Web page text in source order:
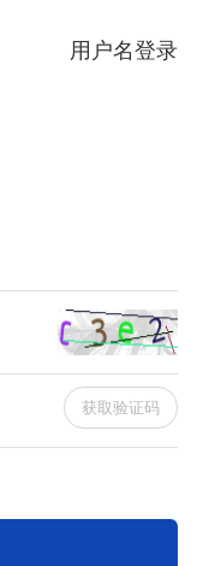
用户名登录
获取验证码